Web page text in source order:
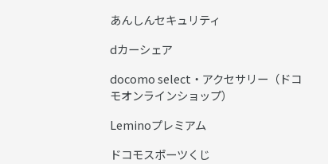
あんしんセキュリティ
dカーシェア
docomo select・アクセサリー（ドコ
モオンラインショップ）
Leminoプレミアム
ドコモスポーツくじ